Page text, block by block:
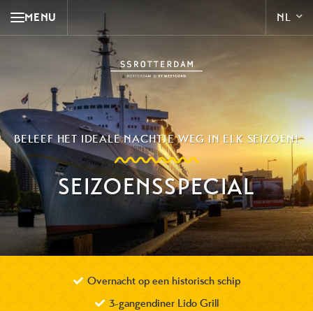
MENU
BELEEF HET IDEALE NACHTJE WEG IN ELK SEIZOEN!
SEIZOENSSPECIAL
Overnacht op een historisch schip
3-gangendiner Lido Grill